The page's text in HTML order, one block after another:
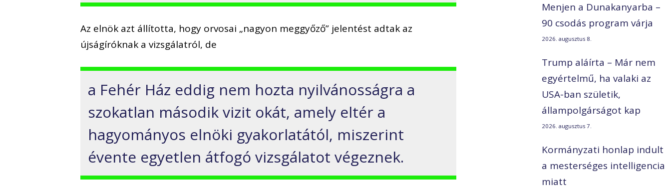
Az elnök azt állította, hogy orvosai „nagyon meggyőző” jelentést adtak az
újságíróknak a vizsgálatról, de
a Fehér Ház eddig nem hozta nyilvánosságra a
szokatlan második vizit okát, amely eltér a
hagyományos elnöki gyakorlatától, miszerint
évente egyetlen átfogó vizsgálatot végeznek.
Menjen a Dunakanyarba –
90 csodás program várja
2026. augusztus 8.
Trump aláírta – Már nem
egyértelmű, ha valaki az
USA-ban születik,
állampolgárságot kap
2026. augusztus 7.
Kormányzati honlap indult
a mesterséges intelligencia
miatt